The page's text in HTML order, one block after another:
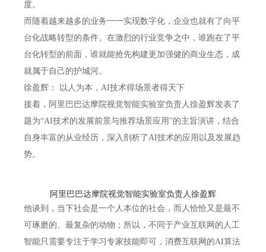
度。
而随着越来越多的业务一一实现数字化，企业也就有了向平
台化战略转型的条件。在激烈的行业竞争之中，谁跑在了平
台化转型的前面，谁就能抢先构建更加强健的商业生态，成
就属于自己的护城河。
徐盈辉：
以人为本，AI技术得场景者得天下
接着，阿里巴巴达摩院视觉智能实验室负责人徐盈辉发表了
题为“AI技术的发展前景与推荐场景应用”的主旨演讲，结合
自身丰富的从业经历，深入剖析了AI技术的应用以及发展趋
势。
阿里巴巴达摩院视觉智能实验室负责人徐盈辉
他谈到，当下社会是一个人本位的社会，而人恰恰又是最不
可琢磨的、最复杂的动物；所以，不同于产业互联网的人工
智能只需要专注于学习专家技能即可，消费互联网的AI算法